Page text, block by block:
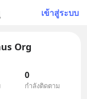
เข้าสู่ระบบ
Org
0
กำลังติดตาม